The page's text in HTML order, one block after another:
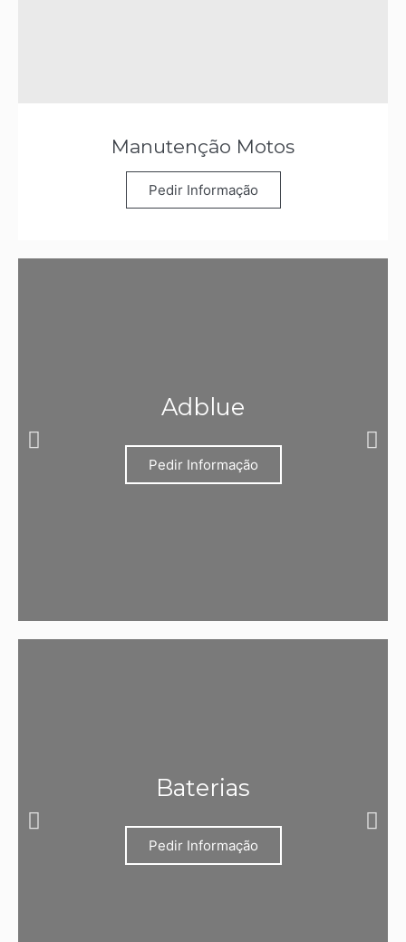
Manutenção Motos
Pedir Informação
Adblue
Pedir Informação
Baterias
Pedir Informação